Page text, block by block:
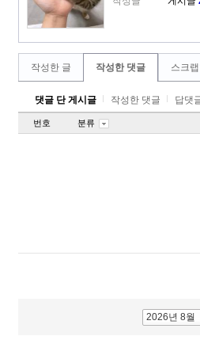
작성한 글 작성한 댓글 스크
댓글 단 게시글 작성한 댓글 답댓
번호 분류
2026년 8월